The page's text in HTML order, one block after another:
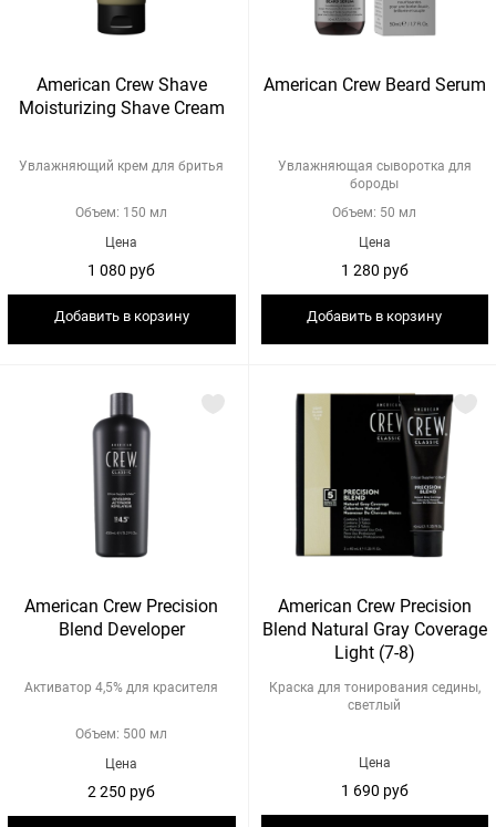
American Crew Shave
Moisturizing Shave Cream
Увлажняющий крем для бритья
Объем: 150 мл
Цена
1 080 руб
Добавить в корзину
American Crew Beard Serum
Увлажняющая сыворотка для
бороды
Объем: 50 мл
Цена
1 280 руб
Добавить в корзину
American Crew Precision
Blend Developer
Активатор 4,5% для красителя
Объем: 500 мл
Цена
2 250 руб
American Crew Precision
Blend Natural Gray Coverage
Light (7-8)
Краска для тонирования седины,
светлый
Цена
1 690 руб